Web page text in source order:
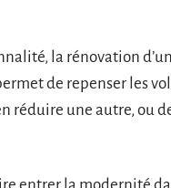
la rénovation
de repenser les
réduire une autre, ou